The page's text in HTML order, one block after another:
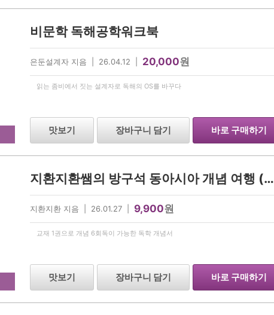
비문학 독해공학워크북
은둔설계자 지음 | 26.04.12 | 20,000원
읽는 좀비에서 짓는 설계자로 독해의 OS를 바꾸다
맛보기 장바구니 담기 바로 구매하기
지환지환쌤의 방구석 동아시아 개념 여행 (2027학년도 수능 대비)
지환지환 지음 | 26.01.27 | 9,900원
교재 1권으로 개념 6회독이 가능한 독학 개념서
맛보기 장바구니 담기 바로 구매하기